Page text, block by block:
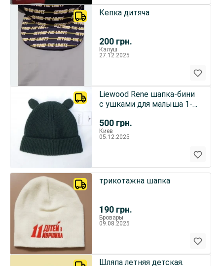
200 грн.
Кепка дитяча
Калуш
27.12.2025
500 грн.
Liewood Rene шапка-бини
с ушками для малыша 1-2
Киев
05.12.2025
190 грн.
трикотажна шапка
Бровары
09.08.2025
Шляпа летняя детская.